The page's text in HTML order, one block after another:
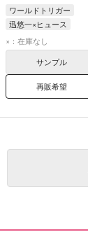
ワールドトリガー
迅悠一×ヒュース
迅悠一
ヒュース
×：在庫なし
サンプル
再販希望